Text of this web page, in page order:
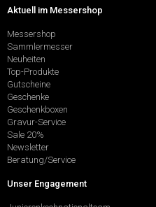
Aktuell im Messershop
Messershop
Sammlermesser
Neuheiten
Top-Produkte
Gutscheine
Geschenke
Geschenkboxen
Gravur-Service
Sale 20%
Newsletter
Beratung/Service
Unser Engagement